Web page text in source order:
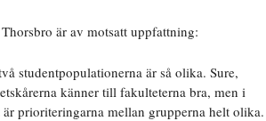
är av motsatt uppfattning:
studentpopulationerna är så olika. Sure,
känner till fakulteterna bra, men i
prioriteringarna mellan grupperna helt olika.